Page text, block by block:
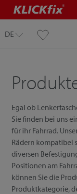
DE
Egal ob
Sie finden bei uns
für ihr Fahrrad.
Rädern kompatibel
diversen
Positionen am
können Sie die
Produktkategorie,